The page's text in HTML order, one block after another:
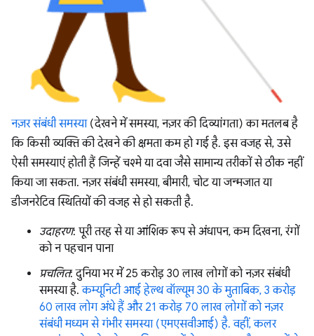
नज़र संबंधी समस्या(देखने में समस्या, नज़र की दिव्यांगता) का मतलब है
कि किसी व्यक्ति की देखने की क्षमता कम हो गई है. इस वजह से, उसे
ऐसी समस्याएं होती हैं जिन्हें चश्मे या दवा जैसे सामान्य तरीकों से ठीक नहीं
किया जा सकता. नज़र संबंधी समस्या, बीमारी, चोट या जन्मजात या
डीजनरेटिव स्थितियों की वजह से हो सकती है.
उदाहरण: पूरी तरह से या आंशिक रूप से अंधापन, कम दिखना, रंगों
को न पहचान पाना
प्रचलित: दुनिया भर में 25 करोड़ 30 लाख लोगों को नज़र संबंधी
समस्या है.कम्यूनिटी आई हेल्थ वॉल्यूम 30 के मुताबिक, 3 करोड़
60 लाख लोग अंधे हैं और 21 करोड़ 70 लाख लोगों को नज़र
संबंधी मध्यम से गंभीर समस्या (एमएसवीआई) है. वहीं, कलर